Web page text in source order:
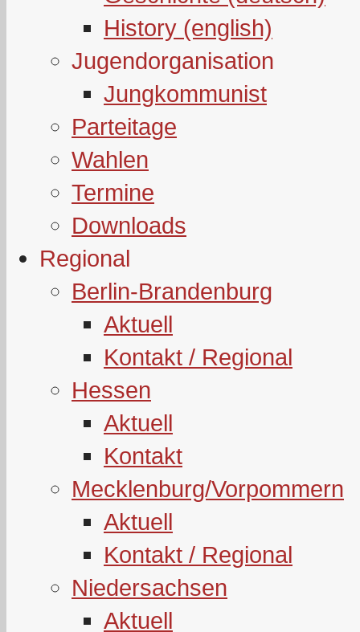
History (english)
Jugendorganisation
Jungkommunist
Parteitage
Wahlen
Termine
Downloads
Regional
Berlin-Brandenburg
Aktuell
Kontakt / Regional
Hessen
Aktuell
Kontakt
Mecklenburg/Vorpommern
Aktuell
Kontakt / Regional
Niedersachsen
Aktuell